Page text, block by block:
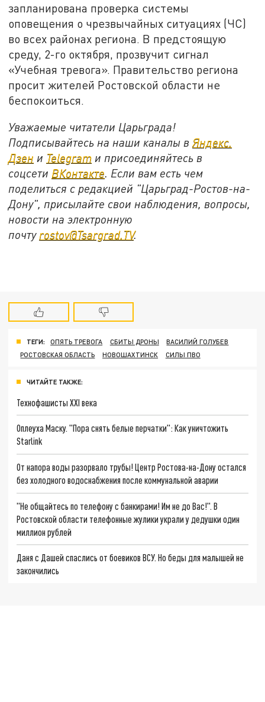
запланирована проверка системы
оповещения о чрезвычайных ситуациях (ЧС)
во всех районах региона. В предстоящую
среду, 2-го октября, прозвучит сигнал
«Учебная тревога». Правительство региона
просит жителей Ростовской области не
беспокоиться.
Уважаемые читатели Царьграда!
Подписывайтесь на наши каналы вЯндекс.
Дзен и Telegram и присоединяйтесь в
соцсети ВКонтакте. Если вам есть чем
поделиться с редакцией "Царьград-Ростов-на-
Дону", присылайте свои наблюдения, вопросы,
новости на электронную
почту rostov@Tsargrad.ТV.
ТЕГИ: ОПЯТЬ ТРЕВОГА СБИТЫ ДРОНЫ
ВАСИЛИЙ ГОЛУБЕВ
РОСТОВСКАЯ ОБЛАСТЬ
НОВОШАХТИНСК СИЛЫ ПВО
ЧИТАЙТЕ ТАКЖЕ:
Технофашисты XXI века
Оплеуха Маску. "Пора снять белые перчатки": Как уничтожить
Starlink
От напора воды разорвало трубы! Центр Ростова-на-Дону остался
без холодного водоснабжения после коммунальной аварии
"Не общайтесь по телефону с банкирами! Им не до Вас!". В
Ростовской области телефонные жулики украли у дедушки один
миллион рублей
Даня с Дашей спаслись от боевиков ВСУ. Но беды для малышей не
закончились